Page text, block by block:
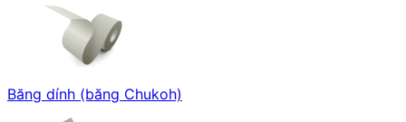
Băng dính (băng Chukoh)